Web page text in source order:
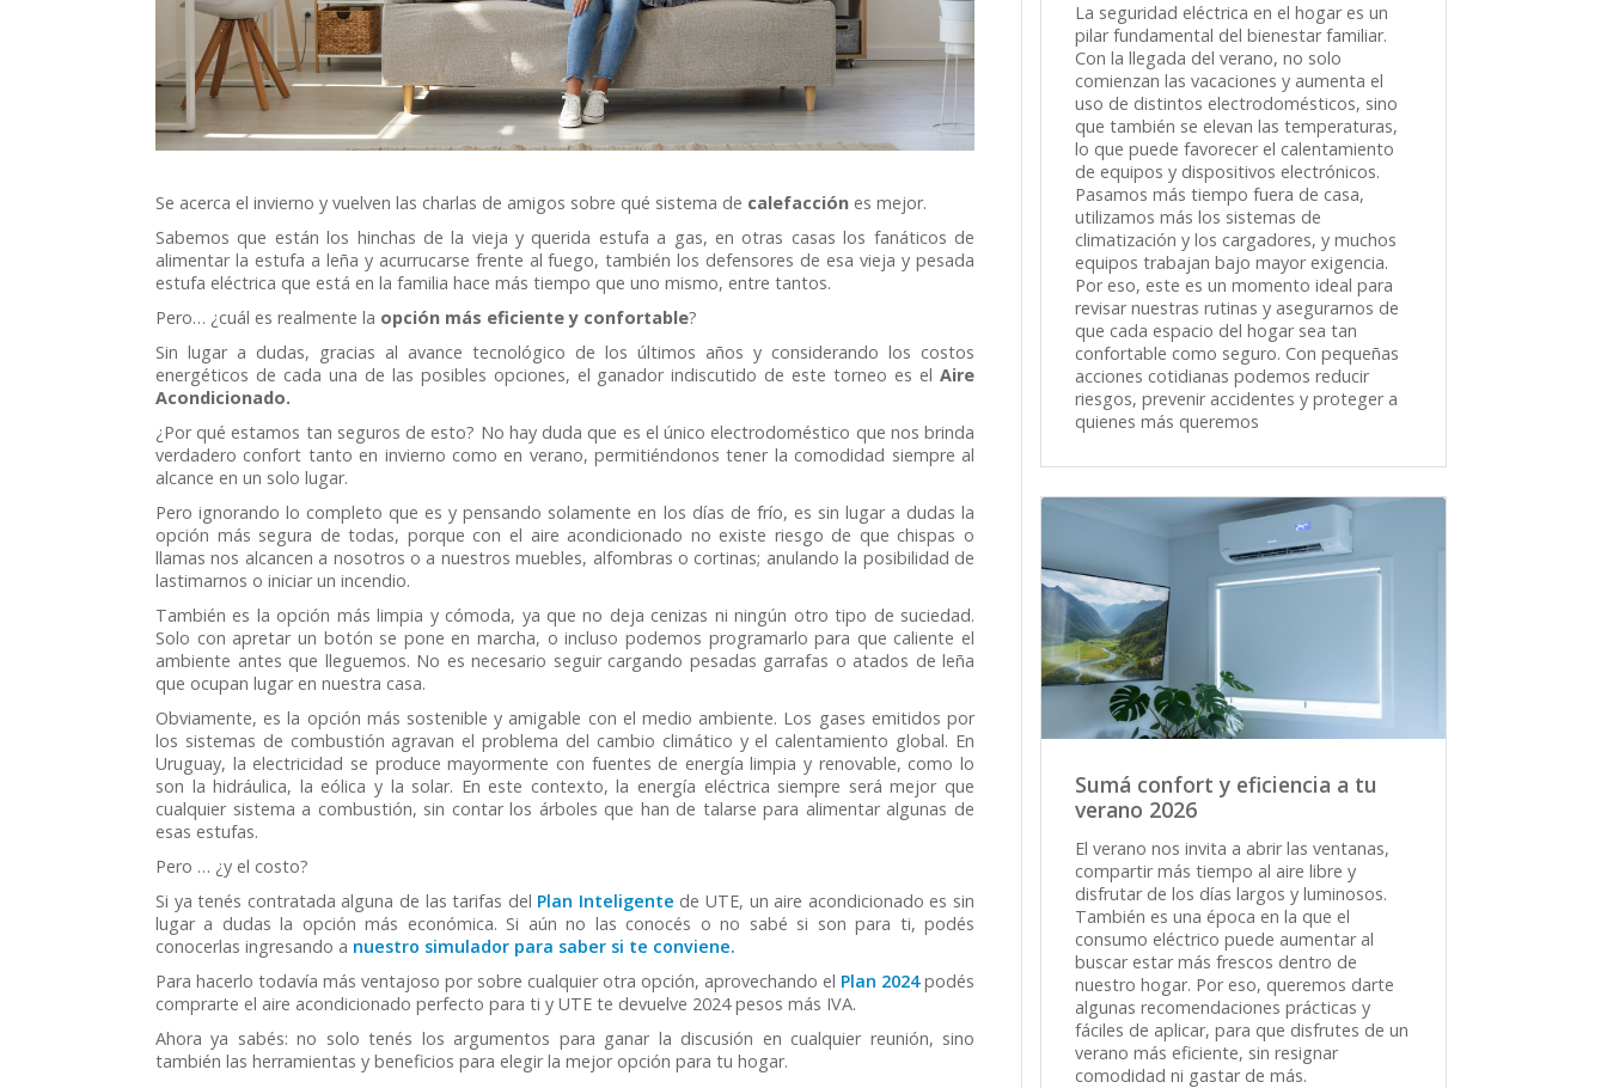
Se acerca el invierno y vuelven las charlas de amigos sobre qué sistema de calefacción es mejor.
Sabemos que están los hinchas de la vieja y querida estufa a gas, en otras casas los fanáticos de
alimentar la estufa a leña y acurrucarse frente al fuego, también los defensores de esa vieja y pesada
estufa eléctrica que está en la familia hace más tiempo que uno mismo, entre tantos.
Pero… ¿cuál es realmente la opción más eficiente y confortable?
Sin lugar a dudas, gracias al avance tecnológico de los últimos años y considerando los costos
energéticos de cada una de las posibles opciones, el ganador indiscutido de este torneo es el Aire
Acondicionado.
¿Por qué estamos tan seguros de esto? No hay duda que es el único electrodoméstico que nos brinda
verdadero confort tanto en invierno como en verano, permitiéndonos tener la comodidad siempre al
alcance en un solo lugar.
Pero ignorando lo completo que es y pensando solamente en los días de frío, es sin lugar a dudas la
opción más segura de todas, porque con el aire acondicionado no existe riesgo de que chispas o
llamas nos alcancen a nosotros o a nuestros muebles, alfombras o cortinas; anulando la posibilidad de
lastimarnos o iniciar un incendio.
También es la opción más limpia y cómoda, ya que no deja cenizas ni ningún otro tipo de suciedad.
Solo con apretar un botón se pone en marcha, o incluso podemos programarlo para que caliente el
ambiente antes que lleguemos. No es necesario seguir cargando pesadas garrafas o atados de leña
que ocupan lugar en nuestra casa.
Obviamente, es la opción más sostenible y amigable con el medio ambiente. Los gases emitidos por
los sistemas de combustión agravan el problema del cambio climático y el calentamiento global. En
Uruguay, la electricidad se produce mayormente con fuentes de energía limpia y renovable, como lo
son la hidráulica, la eólica y la solar. En este contexto, la energía eléctrica siempre será mejor que
cualquier sistema a combustión, sin contar los árboles que han de talarse para alimentar algunas de
esas estufas.
Pero … ¿y el costo?
Si ya tenés contratada alguna de las tarifas del Plan Inteligente de UTE, un aire acondicionado es sin
lugar a dudas la opción más económica. Si aún no las conocés o no sabé si son para ti, podés
conocerlas ingresando a nuestro simulador para saber si te conviene.
Para hacerlo todavía más ventajoso por sobre cualquier otra opción, aprovechando el Plan 2024podés
comprarte el aire acondicionado perfecto para ti y UTE te devuelve 2024 pesos más IVA.
Ahora ya sabés: no solo tenés los argumentos para ganar la discusión en cualquier reunión, sino
también las herramientas y beneficios para elegir la mejor opción para tu hogar.
La seguridad eléctrica en el hogar es un
pilar fundamental del bienestar familiar.
Con la llegada del verano, no solo
comienzan las vacaciones y aumenta el
uso de distintos electrodomésticos, sino
que también se elevan las temperaturas,
lo que puede favorecer el calentamiento
de equipos y dispositivos electrónicos.
Pasamos más tiempo fuera de casa,
utilizamos más los sistemas de
climatización y los cargadores, y muchos
equipos trabajan bajo mayor exigencia.
Por eso, este es un momento ideal para
revisar nuestras rutinas y asegurarnos de
que cada espacio del hogar sea tan
confortable como seguro. Con pequeñas
acciones cotidianas podemos reducir
riesgos, prevenir accidentes y proteger a
quienes más queremos
Sumá confort y eficiencia a tu
verano 2026
El verano nos invita a abrir las ventanas,
compartir más tiempo al aire libre y
disfrutar de los días largos y luminosos.
También es una época en la que el
consumo eléctrico puede aumentar al
buscar estar más frescos dentro de
nuestro hogar. Por eso, queremos darte
algunas recomendaciones prácticas y
fáciles de aplicar, para que disfrutes de un
verano más eficiente, sin resignar
comodidad ni gastar de más.